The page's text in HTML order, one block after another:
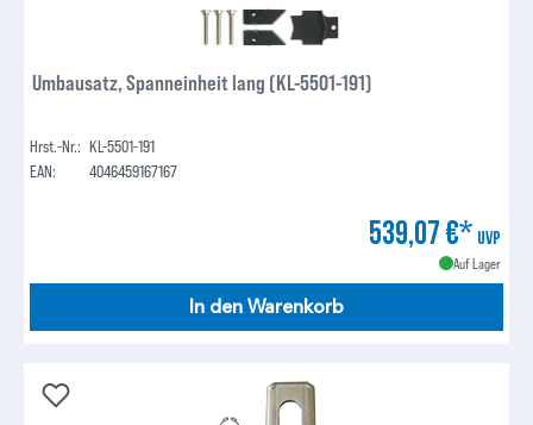
Umbausatz, Spanneinheit lang (KL-5501-191)
Hrst.-Nr.: KL-5501-191
EAN:
4046459167167
539,07 €* UVP
Auf Lager
In den Warenkorb